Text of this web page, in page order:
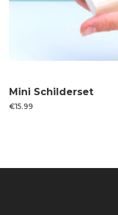
Mini Schilderset
€15.99